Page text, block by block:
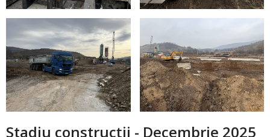
Stadiu construcții - Decembrie 2025